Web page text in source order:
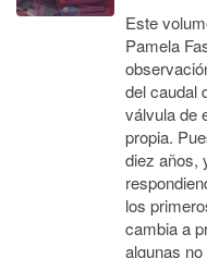
Este
Pamela
del caudal
válvula de
propia.
diez años,
los
cambia a
algunas